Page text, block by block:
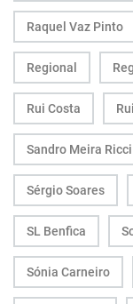
Raquel Vaz Pinto
Regional
Rui Costa
Sandro Meira Ricci
Sérgio Soares
SL Benfica
Sónia Carneiro